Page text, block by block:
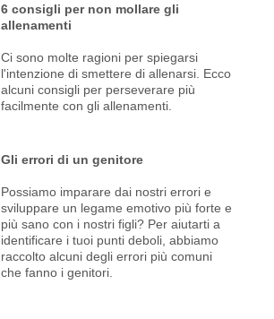
6 consigli per non mollare gli
allenamenti
Ci sono molte ragioni per spiegarsi
l'intenzione di smettere di allenarsi. Ecco
alcuni consigli per perseverare più
facilmente con gli allenamenti.
Gli errori di un genitore
Possiamo imparare dai nostri errori e
sviluppare un legame emotivo più forte e
più sano con i nostri figli? Per aiutarti a
identificare i tuoi punti deboli, abbiamo
raccolto alcuni degli errori più comuni
che fanno i genitori.